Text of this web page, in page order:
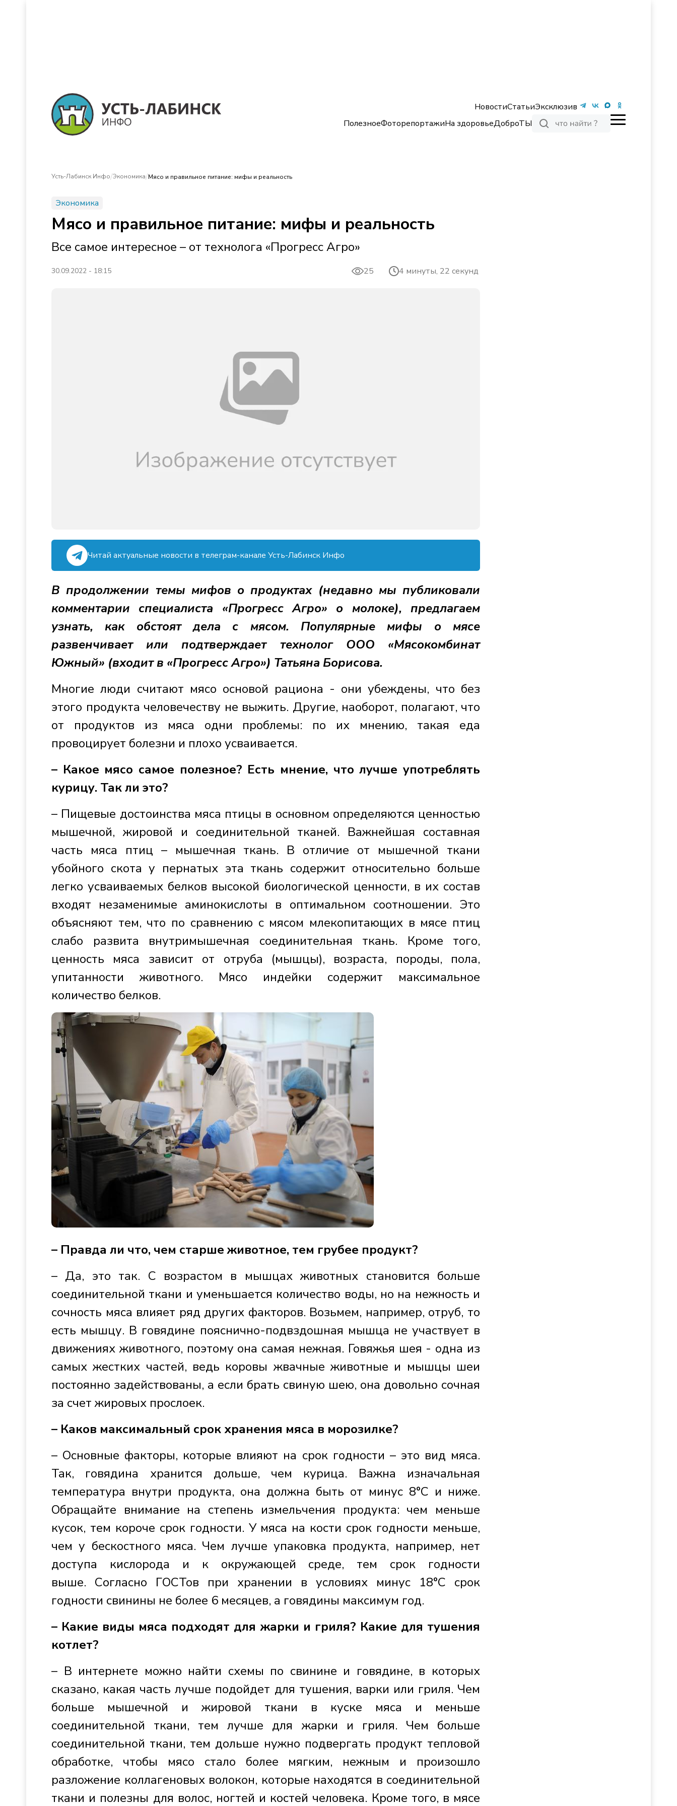
НовостиСтатьиЭксклюзив
ПолезноеФоторепортажиНа здоровьеДоброТЫ
Усть-Лабинск Инфо/Экономика/Мясо и правильное питание: мифы и реальность
Экономика
Мясо и правильное питание: мифы и реальность
Все самое интересное – от технолога «Прогресс Агро»
30.09.2022 - 18:15 25 4 минуты, 22 секунд
Читай актуальные новости в телеграм-канале Усть-Лабинск Инфо
В продолжении темы мифов о продуктах (недавно мы публиковали
комментарии специалиста «Прогресс Агро» о молоке), предлагаем
узнать, как обстоят дела с мясом. Популярные мифы о мясе
развенчивает или подтверждает технолог ООО «Мясокомбинат
Южный» (входит в «Прогресс Агро») Татьяна Борисова.
Многие люди считают мясо основой рациона - они убеждены, что без
этого продукта человечеству не выжить. Другие, наоборот, полагают, что
от продуктов из мяса одни проблемы: по их мнению, такая еда
провоцирует болезни и плохо усваивается.
– Какое мясо самое полезное? Есть мнение, что лучше употреблять
курицу. Так ли это?
– Пищевые достоинства мяса птицы в основном определяются ценностью
мышечной, жировой и соединительной тканей. Важнейшая составная
часть мяса птиц – мышечная ткань. В отличие от мышечной ткани
убойного скота у пернатых эта ткань содержит относительно больше
легко усваиваемых белков высокой биологической ценности, в их состав
входят незаменимые аминокислоты в оптимальном соотношении. Это
объясняют тем, что по сравнению с мясом млекопитающих в мясе птиц
слабо развита внутримышечная соединительная ткань. Кроме того,
ценность мяса зависит от отруба (мышцы), возраста, породы, пола,
упитанности животного. Мясо индейки содержит максимальное
количество белков.
– Правда ли что, чем старше животное, тем грубее продукт?
– Да, это так. С возрастом в мышцах животных становится больше
соединительной ткани и уменьшается количество воды, но на нежность и
сочность мяса влияет ряд других факторов. Возьмем, например, отруб, то
есть мышцу. В говядине пояснично-подвздошная мышца не участвует в
движениях животного, поэтому она самая нежная. Говяжья шея - одна из
самых жестких частей, ведь коровы жвачные животные и мышцы шеи
постоянно задействованы, а если брать свиную шею, она довольно сочная
за счет жировых прослоек.
– Каков максимальный срок хранения мяса в морозилке?
– Основные факторы, которые влияют на срок годности – это вид мяса.
Так, говядина хранится дольше, чем курица. Важна изначальная
температура внутри продукта, она должна быть от минус 8°С и ниже.
Обращайте внимание на степень измельчения продукта: чем меньше
кусок, тем короче срок годности. У мяса на кости срок годности меньше,
чем у бескостного мяса. Чем лучше упаковка продукта, например, нет
доступа кислорода и к окружающей среде, тем срок годности
выше. Согласно ГОСТов при хранении в условиях минус 18°С срок
годности свинины не более 6 месяцев, а говядины максимум год.
– Какие виды мяса подходят для жарки и гриля? Какие для тушения
котлет?
– В интернете можно найти схемы по свинине и говядине, в которых
сказано, какая часть лучше подойдет для тушения, варки или гриля. Чем
больше мышечной и жировой ткани в куске мяса и меньше
соединительной ткани, тем лучше для жарки и гриля. Чем больше
соединительной ткани, тем дольше нужно подвергать продукт тепловой
обработке, чтобы мясо стало более мягким, нежным и произошло
разложение коллагеновых волокон, которые находятся в соединительной
ткани и полезны для волос, ногтей и костей человека. Кроме того, в мясе